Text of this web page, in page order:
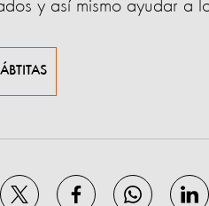
y así mismo ayudar a